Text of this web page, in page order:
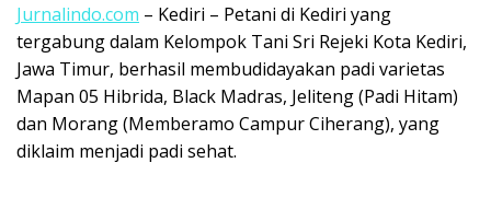
Jurnalindo.com – Kediri – Petani di Kediri yang
tergabung dalam Kelompok Tani Sri Rejeki Kota Kediri,
Jawa Timur, berhasil membudidayakan padi varietas
Mapan 05 Hibrida, Black Madras, Jeliteng (Padi Hitam)
dan Morang (Memberamo Campur Ciherang), yang
diklaim menjadi padi sehat.